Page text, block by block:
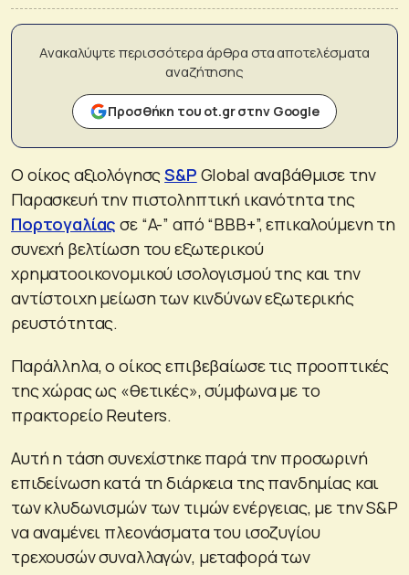
Ανακαλύψτε περισσότερα άρθρα στα αποτελέσματα
αναζήτησης
Προσθήκη του ot.gr στην Google
Ο οίκος αξιολόγησςS&P Global αναβάθμισε την
Παρασκευή την πιστοληπτική ικανότητα της
Πορτογαλίας σε “A-” από “BBB+”, επικαλούμενη τη
συνεχή βελτίωση του εξωτερικού
χρηματοοικονομικού ισολογισμού της και την
αντίστοιχη μείωση των κινδύνων εξωτερικής
ρευστότητας.
Παράλληλα, ο οίκος επιβεβαίωσε τις προοπτικές
της χώρας ως «θετικές», σύμφωνα με το
πρακτορείο Reuters.
Αυτή η τάση συνεχίστηκε παρά την προσωρινή
επιδείνωση κατά τη διάρκεια της πανδημίας και
των κλυδωνισμών των τιμών ενέργειας, με την S&P
να αναμένει πλεονάσματα του ισοζυγίου
τρεχουσών συναλλαγών, μεταφορά των